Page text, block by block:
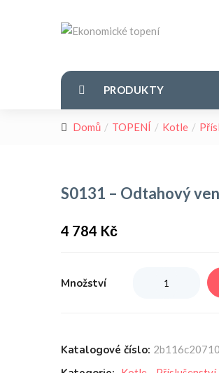
PRODUKTY
Domů TOPENÍ Kotle
S0131 – Odtahový
4 784 Kč
Množství
Katalogové číslo: